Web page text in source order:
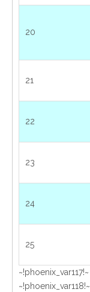
20
21
22
23
24
25
~!phoenix_var117!~
~!phoenix_var118!~